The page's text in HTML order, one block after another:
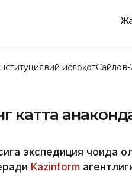
ислоҳот
катта
экспедиция чоғида
Kazinform